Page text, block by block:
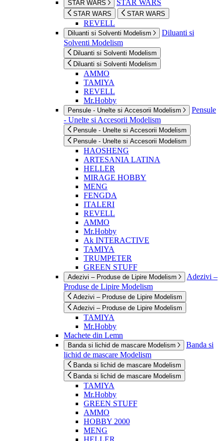
STAR WARS STAR WARS
STAR WARS STAR WARS
REVELL
Diluanti si Solventi Modelism
Diluanti si
Solventi Modelism
Diluanti si Solventi Modelism
Diluanti si Solventi Modelism
AMMO
TAMIYA
REVELL
Mr.Hobby
Pensule - Unelte si Accesorii Modelism
Pensule
- Unelte si Accesorii Modelism
Pensule - Unelte si Accesorii Modelism
Pensule - Unelte si Accesorii Modelism
HAOSHENG
ARTESANIA LATINA
HELLER
MIRAGE HOBBY
MENG
FENGDA
ITALERI
REVELL
AMMO
Mr.Hobby
Ak INTERACTIVE
TAMIYA
TRUMPETER
GREEN STUFF
Adezivi – Produse de Lipire Modelism
Adezivi –
Produse de Lipire Modelism
Adezivi – Produse de Lipire Modelism
Adezivi – Produse de Lipire Modelism
TAMIYA
Mr.Hobby
Machete din Lemn
Banda si lichid de mascare Modelism
Banda si
lichid de mascare Modelism
Banda si lichid de mascare Modelism
Banda si lichid de mascare Modelism
TAMIYA
Mr.Hobby
GREEN STUFF
AMMO
HOBBY 2000
MENG